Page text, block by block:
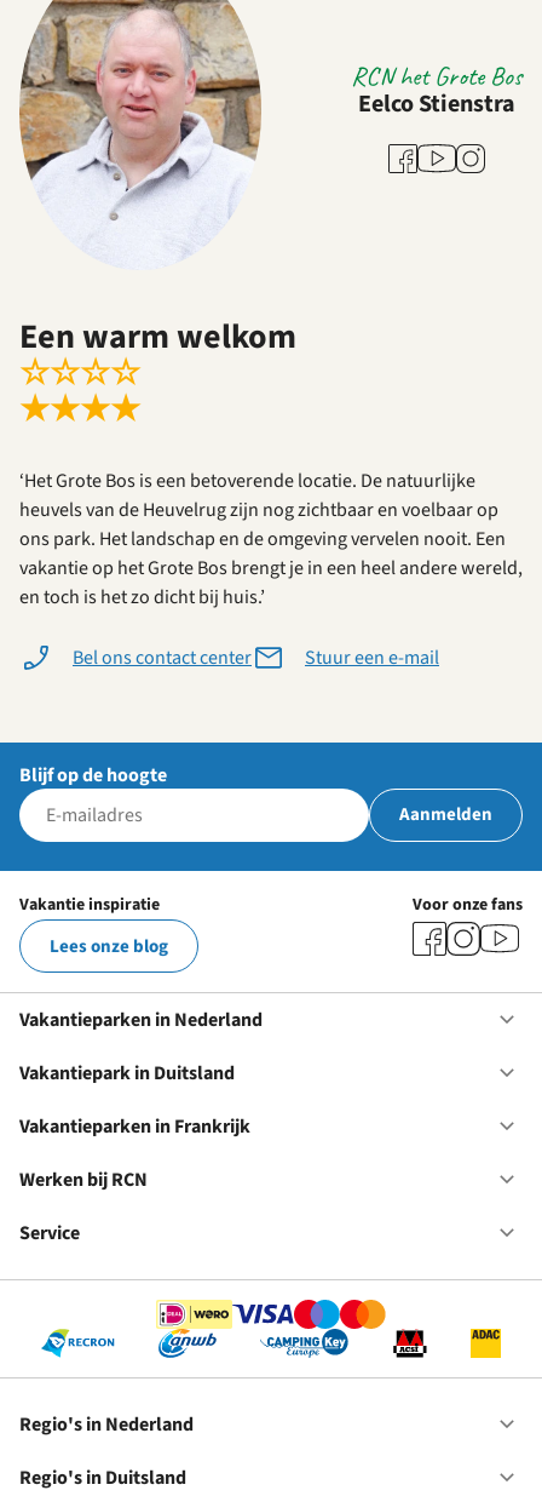
RCN het Grote Bos
Eelco Stienstra
Facebook
YoutubeInstagram
Een warm welkom
☆☆☆☆
★★★★
‘Het Grote Bos is een betoverende locatie. De natuurlijke
heuvels van de Heuvelrug zijn nog zichtbaar en voelbaar op
ons park. Het landschap en de omgeving vervelen nooit. Een
vakantie op het Grote Bos brengt je in een heel andere wereld,
en toch is het zo dicht bij huis.’
Bel ons contact center Stuur een e-mail
Blijf op de hoogte
Aanmelden
Vakantie inspiratie
Lees onze blog
Voor onze fans
Vakantieparken in Nederland
Vakantiepark in Duitsland
Vakantieparken in Frankrijk
Werken bij RCN
Service
Regio's in Nederland
Regio's in Duitsland